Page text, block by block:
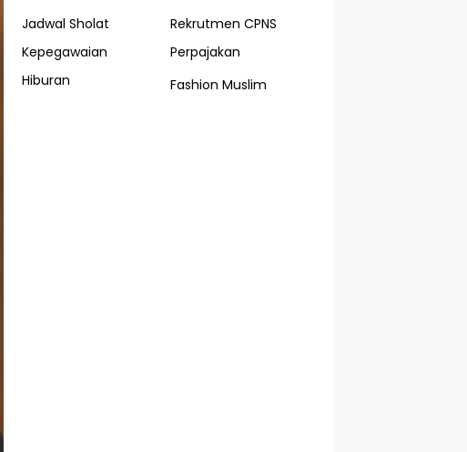
Jadwal Sholat
Rekrutmen CPNS
Kepegawaian
Perpajakan
Hiburan
Fashion Muslim